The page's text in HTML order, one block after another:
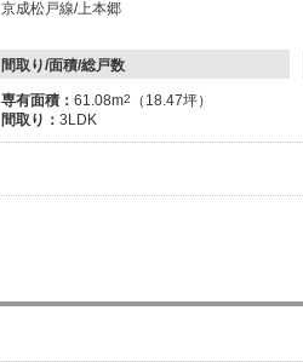
京成松戸線/上本郷
間取り/面積/総戸数
専有面積： 61.08m2
（18.47坪）
間取り： 3LDK